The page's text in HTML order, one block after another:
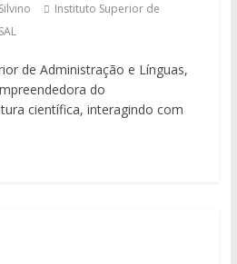
Instituto Superior de
de Administração e Línguas,
do
científica, interagindo com